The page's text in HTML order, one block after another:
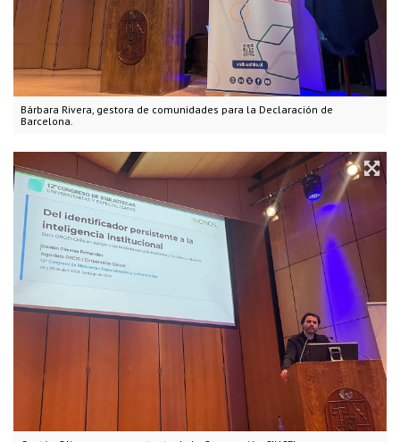
Bárbara Rivera, gestora de comunidades para la Declaración de
Barcelona.